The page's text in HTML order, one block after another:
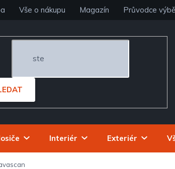
Vše o nákupu Magazín Průvodce
Interiér Exteriér